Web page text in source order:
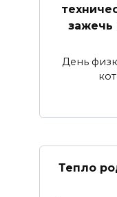
зажечь
День
Тепло